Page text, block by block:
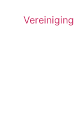
Vereiniging